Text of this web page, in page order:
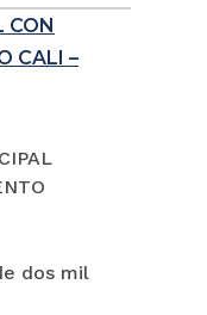
CON
CALI –
dos mil